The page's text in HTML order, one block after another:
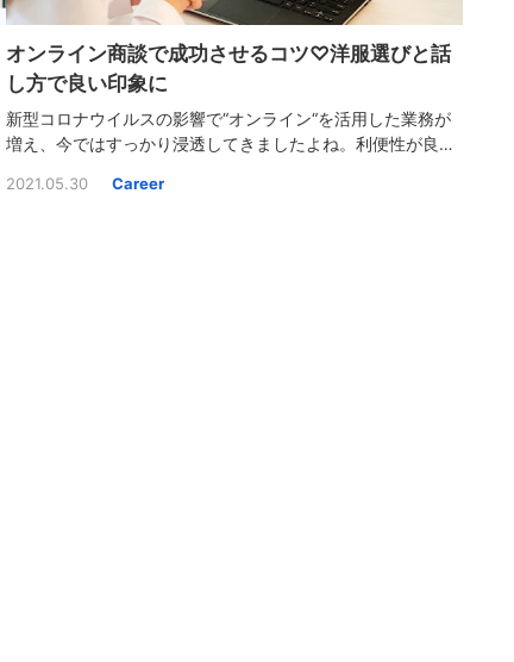
オンライン商談で成功させるコツ♡洋服選びと話
し方で良い印象に
新型コロナウイルスの影響で“オンライン“を活用した業務が
増え、今ではすっかり浸透してきましたよね。利便性が良
たのではないでしょうか。今回は対面で話せない分良い印象
2021.05.30 Career